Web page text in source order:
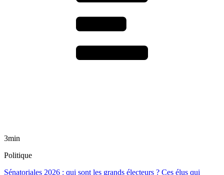
3min
Politique
Sénatoriales 2026 : qui sont les grands électeurs ? Ces élus qui